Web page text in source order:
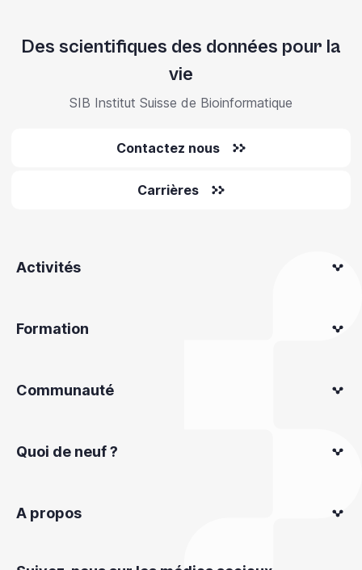
Des scientifiques des données pour la
vie
SIB Institut Suisse de Bioinformatique
Contactez nous
Carrières
Activités
Formation
Communauté
Quoi de neuf ?
A propos